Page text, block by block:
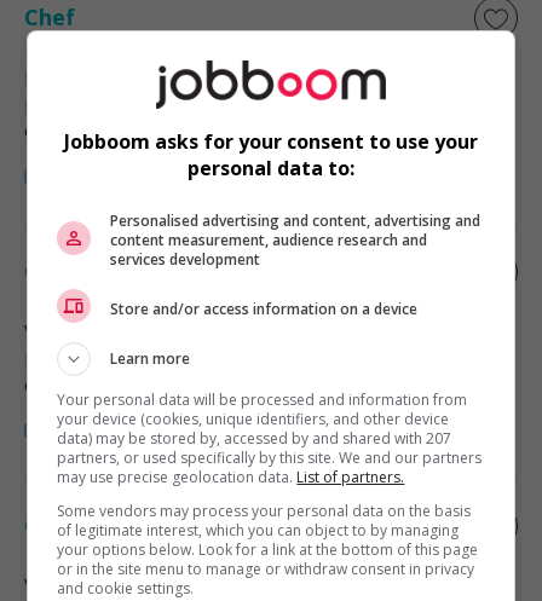
Chef
Restauration, hôtellerie, tourisme
et loisirs
Chef
Victoria
Restauration, hôtellerie, tourisme
et loisirs
Chef
Victoria, BC
Jobboom asks for your consent to use your
personal data to:
Personalised advertising and content, advertising and
content measurement, audience research and
services development
Store and/or access information on a device
Learn more
Your personal data will be processed and information from
your device (cookies, unique identifiers, and other device
data) may be stored by, accessed by and shared with 207
partners, or used specifically by this site. We and our partners
may use precise geolocation data. List of partners.
Some vendors may process your personal data on the basis
of legitimate interest, which you can object to by managing
your options below. Look for a link at the bottom of this page
or in the site menu to manage or withdraw consent in privacy
and cookie settings.